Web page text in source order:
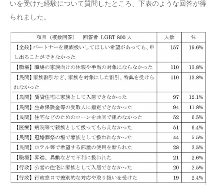
いを受けた経験について質問したところ、下表のような回答が得
られました。